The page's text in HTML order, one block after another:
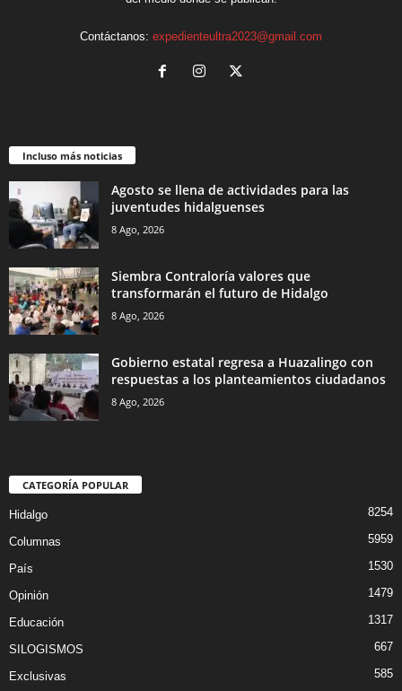
Contáctanos: expedienteultra2023@gmail.com
Incluso más noticias
Agosto se llena de actividades para las
juventudes hidalguenses
8 Ago, 2026
Siembra Contraloría valores que
transformarán el futuro de Hidalgo
8 Ago, 2026
Gobierno estatal regresa a Huazalingo con
respuestas a los planteamientos ciudadanos
8 Ago, 2026
CATEGORÍA POPULAR
Hidalgo 8254
Columnas 5959
País 1530
Opinión 1479
Educación 1317
SILOGISMOS 667
Exclusivas 585